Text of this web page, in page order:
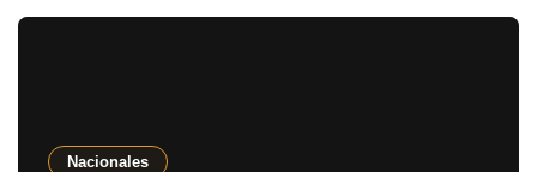
Nacionales